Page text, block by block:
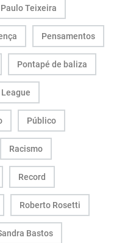
Paulo Teixeira
Pensamentos
Pontapé de baliza
Público
Racismo
Record
Roberto Rosetti
Bastos